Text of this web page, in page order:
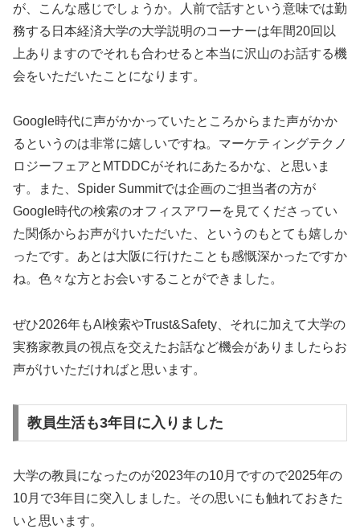
が、こんな感じでしょうか。人前で話すという意味では勤
務する日本経済大学の大学説明のコーナーは年間20回以
上ありますのでそれも合わせると本当に沢山のお話する機
会をいただいたことになります。
Google時代に声がかかっていたところからまた声がかか
るというのは非常に嬉しいですね。マーケティングテクノ
ロジーフェアとMTDDCがそれにあたるかな、と思いま
す。また、Spider Summitでは企画のご担当者の方が
Google時代の検索のオフィスアワーを見てくださってい
た関係からお声がけいただいた、というのもとても嬉しか
ったです。あとは大阪に行けたことも感慨深かったですか
ね。色々な方とお会いすることができました。
ぜひ2026年もAI検索やTrust&Safety、それに加えて大学の
実務家教員の視点を交えたお話など機会がありましたらお
声がけいただければと思います。
教員生活も3年目に入りました
大学の教員になったのが2023年の10月ですので2025年の
10月で3年目に突入しました。その思いにも触れておきた
いと思います。